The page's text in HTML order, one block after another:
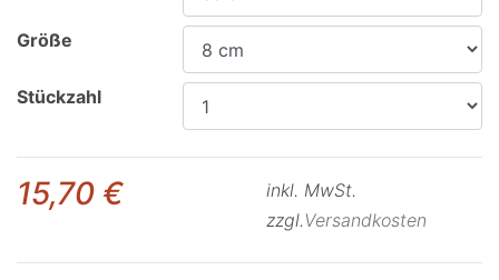
Größe
Stückzahl
15,70 €
inkl. MwSt.
zzgl.Versandkosten